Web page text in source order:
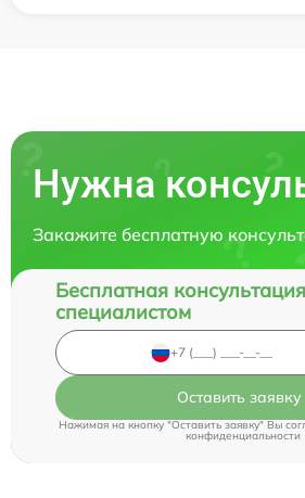
Нужна
Закажите бесплатную
Бесплатная
специалистом
Оставить заявку
Нажимая на кнопку "Оставить заявку" Вы
конфиденциальности